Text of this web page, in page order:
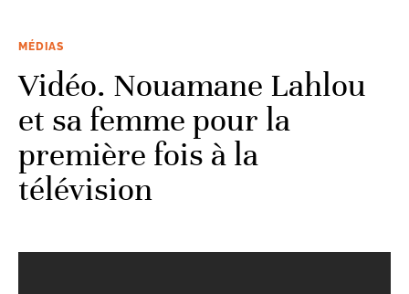
MÉDIAS
Vidéo. Nouamane Lahlou
et sa femme pour la
première fois à la
télévision